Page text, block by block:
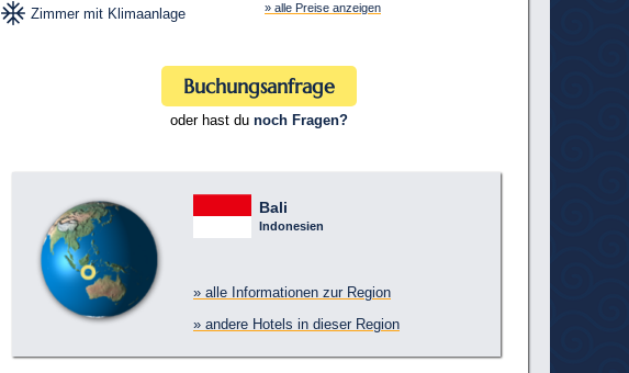
Zimmer mit Klimaanlage
» alle Preise anzeigen
Bali
Indonesien
» alle Informationen zur Region
» andere Hotels in dieser Region
Buchungsanfrage
oder hast du noch Fragen?